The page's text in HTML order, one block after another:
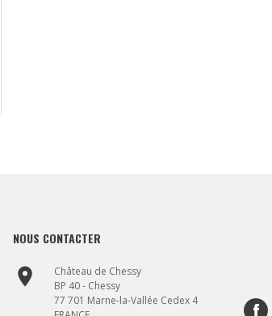
NOUS CONTACTER
place
Château de Chessy
BP 40 - Chessy
77 701 Marne-la-Vallée Cedex 4